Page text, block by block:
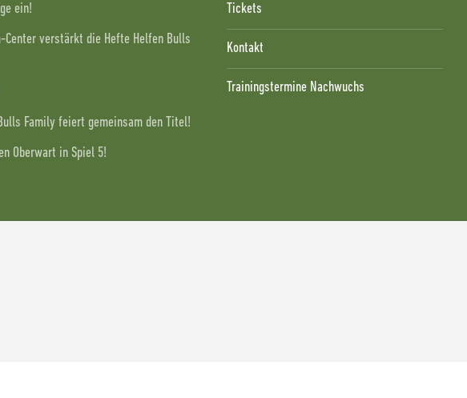
ein!
verstärkt die Hefte Helfen Bulls
Family feiert gemeinsam den Titel!
Oberwart in Spiel 5!
Tickets
Kontakt
Trainingstermine Nachwuchs